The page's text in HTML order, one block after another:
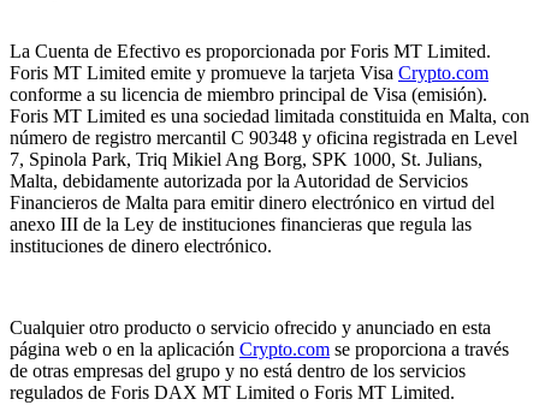
La Cuenta de Efectivo es proporcionada por Foris MT Limited.
Foris MT Limited emite y promueve la tarjeta Visa Crypto.com
conforme a su licencia de miembro principal de Visa (emisión).
Foris MT Limited es una sociedad limitada constituida en Malta, con
número de registro mercantil C 90348 y oficina registrada en Level
7, Spinola Park, Triq Mikiel Ang Borg, SPK 1000, St. Julians,
Malta, debidamente autorizada por la Autoridad de Servicios
Financieros de Malta para emitir dinero electrónico en virtud del
anexo III de la Ley de instituciones financieras que regula las
instituciones de dinero electrónico.
Cualquier otro producto o servicio ofrecido y anunciado en esta
página web o en la aplicación Crypto.com se proporciona a través
de otras empresas del grupo y no está dentro de los servicios
regulados de Foris DAX MT Limited o Foris MT Limited.